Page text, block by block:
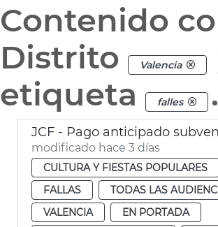
Contenido
Distrito
Valencia
etiqueta
falles .
modificado hace 3 días
CULTURA Y FIESTAS POPULARES
FALLAS
TODAS LAS
VALENCIA
EN PORTADA